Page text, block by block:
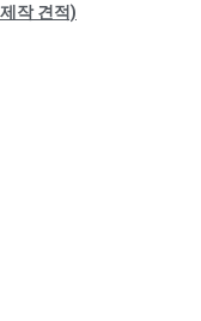
작 견적)